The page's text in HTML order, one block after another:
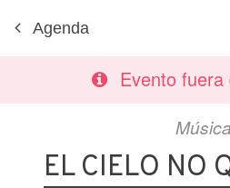
Agenda
Evento
Música
EL CIELO NO